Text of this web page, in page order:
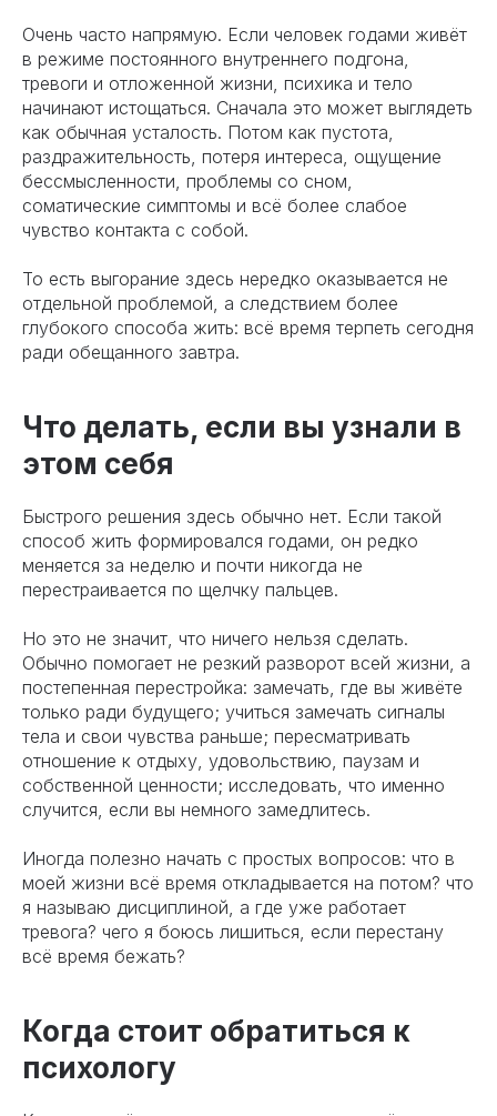
Очень часто напрямую. Если человек годами живёт
в режиме постоянного внутреннего подгона,
тревоги и отложенной жизни, психика и тело
начинают истощаться. Сначала это может выглядеть
как обычная усталость. Потом как пустота,
раздражительность, потеря интереса, ощущение
бессмысленности, проблемы со сном,
соматические симптомы и всё более слабое
чувство контакта с собой.
То есть выгорание здесь нередко оказывается не
отдельной проблемой, а следствием более
глубокого способа жить: всё время терпеть сегодня
ради обещанного завтра.
Что делать, если вы узнали в
этом себя
Быстрого решения здесь обычно нет. Если такой
способ жить формировался годами, он редко
меняется за неделю и почти никогда не
перестраивается по щелчку пальцев.
Но это не значит, что ничего нельзя сделать.
Обычно помогает не резкий разворот всей жизни, а
постепенная перестройка: замечать, где вы живёте
только ради будущего; учиться замечать сигналы
тела и свои чувства раньше; пересматривать
отношение к отдыху, удовольствию, паузам и
собственной ценности; исследовать, что именно
случится, если вы немного замедлитесь.
Иногда полезно начать с простых вопросов: что в
моей жизни всё время откладывается на потом? что
я называю дисциплиной, а где уже работает
тревога? чего я боюсь лишиться, если перестану
всё время бежать?
Когда стоит обратиться к
психологу